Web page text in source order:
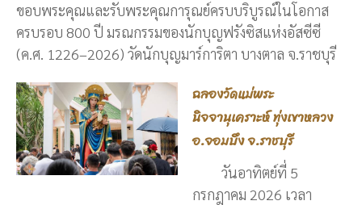
ขอบพระคุณและรับพระคุณการุณย์ครบบริบูรณ์ในโอกาส
ครบรอบ 800 ปี มรณกรรมของนักบุญฟรังซิสแห่งอัสซีซี
(ค.ศ. 1226–2026) วัดนักบุญมาร์การิตา บางตาล จ.ราชบุรี
ฉลองวัดแม่พระ
นิจจานุเคราะห์ ทุ่งเขาหลวง
อ.จอมบึง จ.ราชบุรี
วันอาทิตย์ที่ 5
กรกฎาคม 2026 เวลา